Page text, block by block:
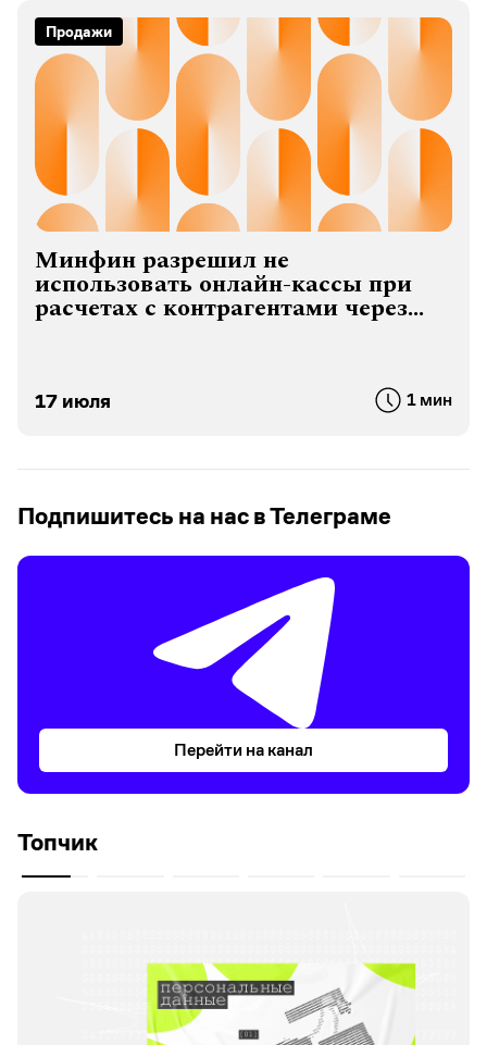
Продажи
Минфин разрешил не
использовать онлайн-кассы при
расчетах с контрагентами через
СБП
17 июля 1 мин
Подпишитесь на нас в Телеграме
Перейти на канал
Топчик